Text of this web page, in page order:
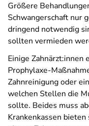
Größere
Schwangerschaft nur
dringend notwendig
sollten vermieden
Einige Zahnärzt:innen
Prophylaxe-
Zahnreinigung oder
welchen Stellen die
sollte. Beides muss
Krankenkassen